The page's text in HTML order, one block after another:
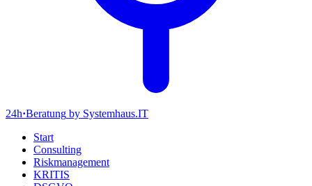
24h·Beratung by Systemhaus.IT
Start
Consulting
Riskmanagement
KRITIS